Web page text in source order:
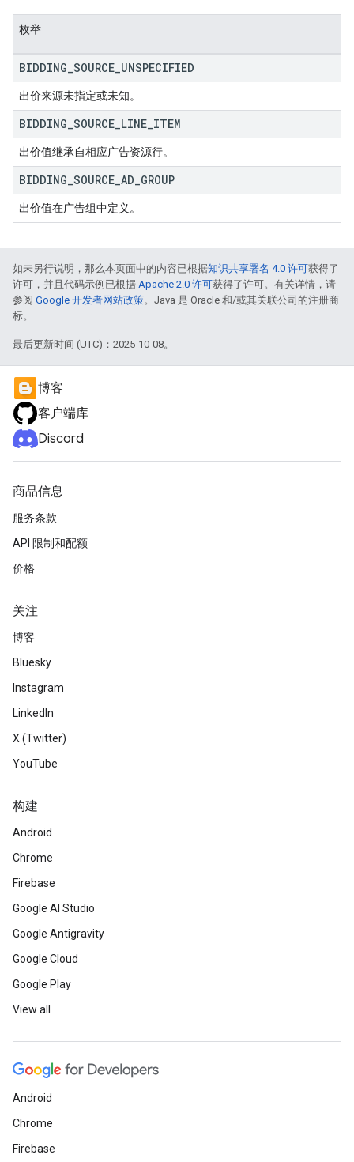
枚举
BIDDING SOURCE UNSPECIFIED
出价来源未指定或未知。
BIDDING SOURCE LINE ITEM
出价值继承自相应广告资源行。
BIDDING SOURCE AD GROUP
出价值在广告组中定义。
如未另行说明，那么本页面中的内容已根据知识共享署名 4.0 许可获得了
许可，并且代码示例已根据 Apache 2.0 许可获得了许可。有关详情，请
参阅 Google 开发者网站政策。Java 是 Oracle 和/或其关联公司的注册商
标。
最后更新时间 (UTC)：2025-10-08。
博客
客户端库
Discord
商品信息
服务条款
API 限制和配额
价格
关注
博客
Bluesky
Instagram
LinkedIn
X (Twitter)
YouTube
构建
Android
Chrome
Firebase
Google AI Studio
Google Antigravity
Google Cloud
Google Play
View all
Android
Chrome
Firebase